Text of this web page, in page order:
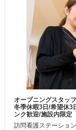
オープニングスタッ
冬季休暇3日/希望休3
ンク歓迎/施設内限定
訪問看護ステーショ